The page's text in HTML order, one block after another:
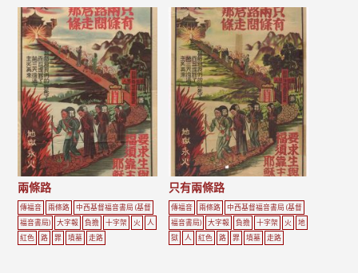
兩條路
傳福音 兩條路
中西基督福音書局 (基督
福音書局)
大字報 負擔 十字架 火
人
紅色
路 罪 墳墓 走路
只有兩條路
傳福音 兩條路
中西基督福音書局 (基督
福音書局)
大字報 負擔 十字架 火
地
獄
人 紅色 路 罪 墳墓 走路